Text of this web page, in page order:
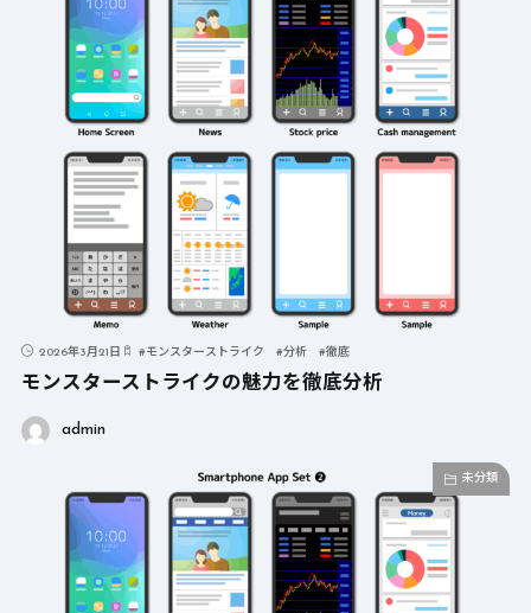
2026年3月21日 #モンスターストライク #分析 #徹底
モンスターストライクの魅力を徹底分析
admin
未分類